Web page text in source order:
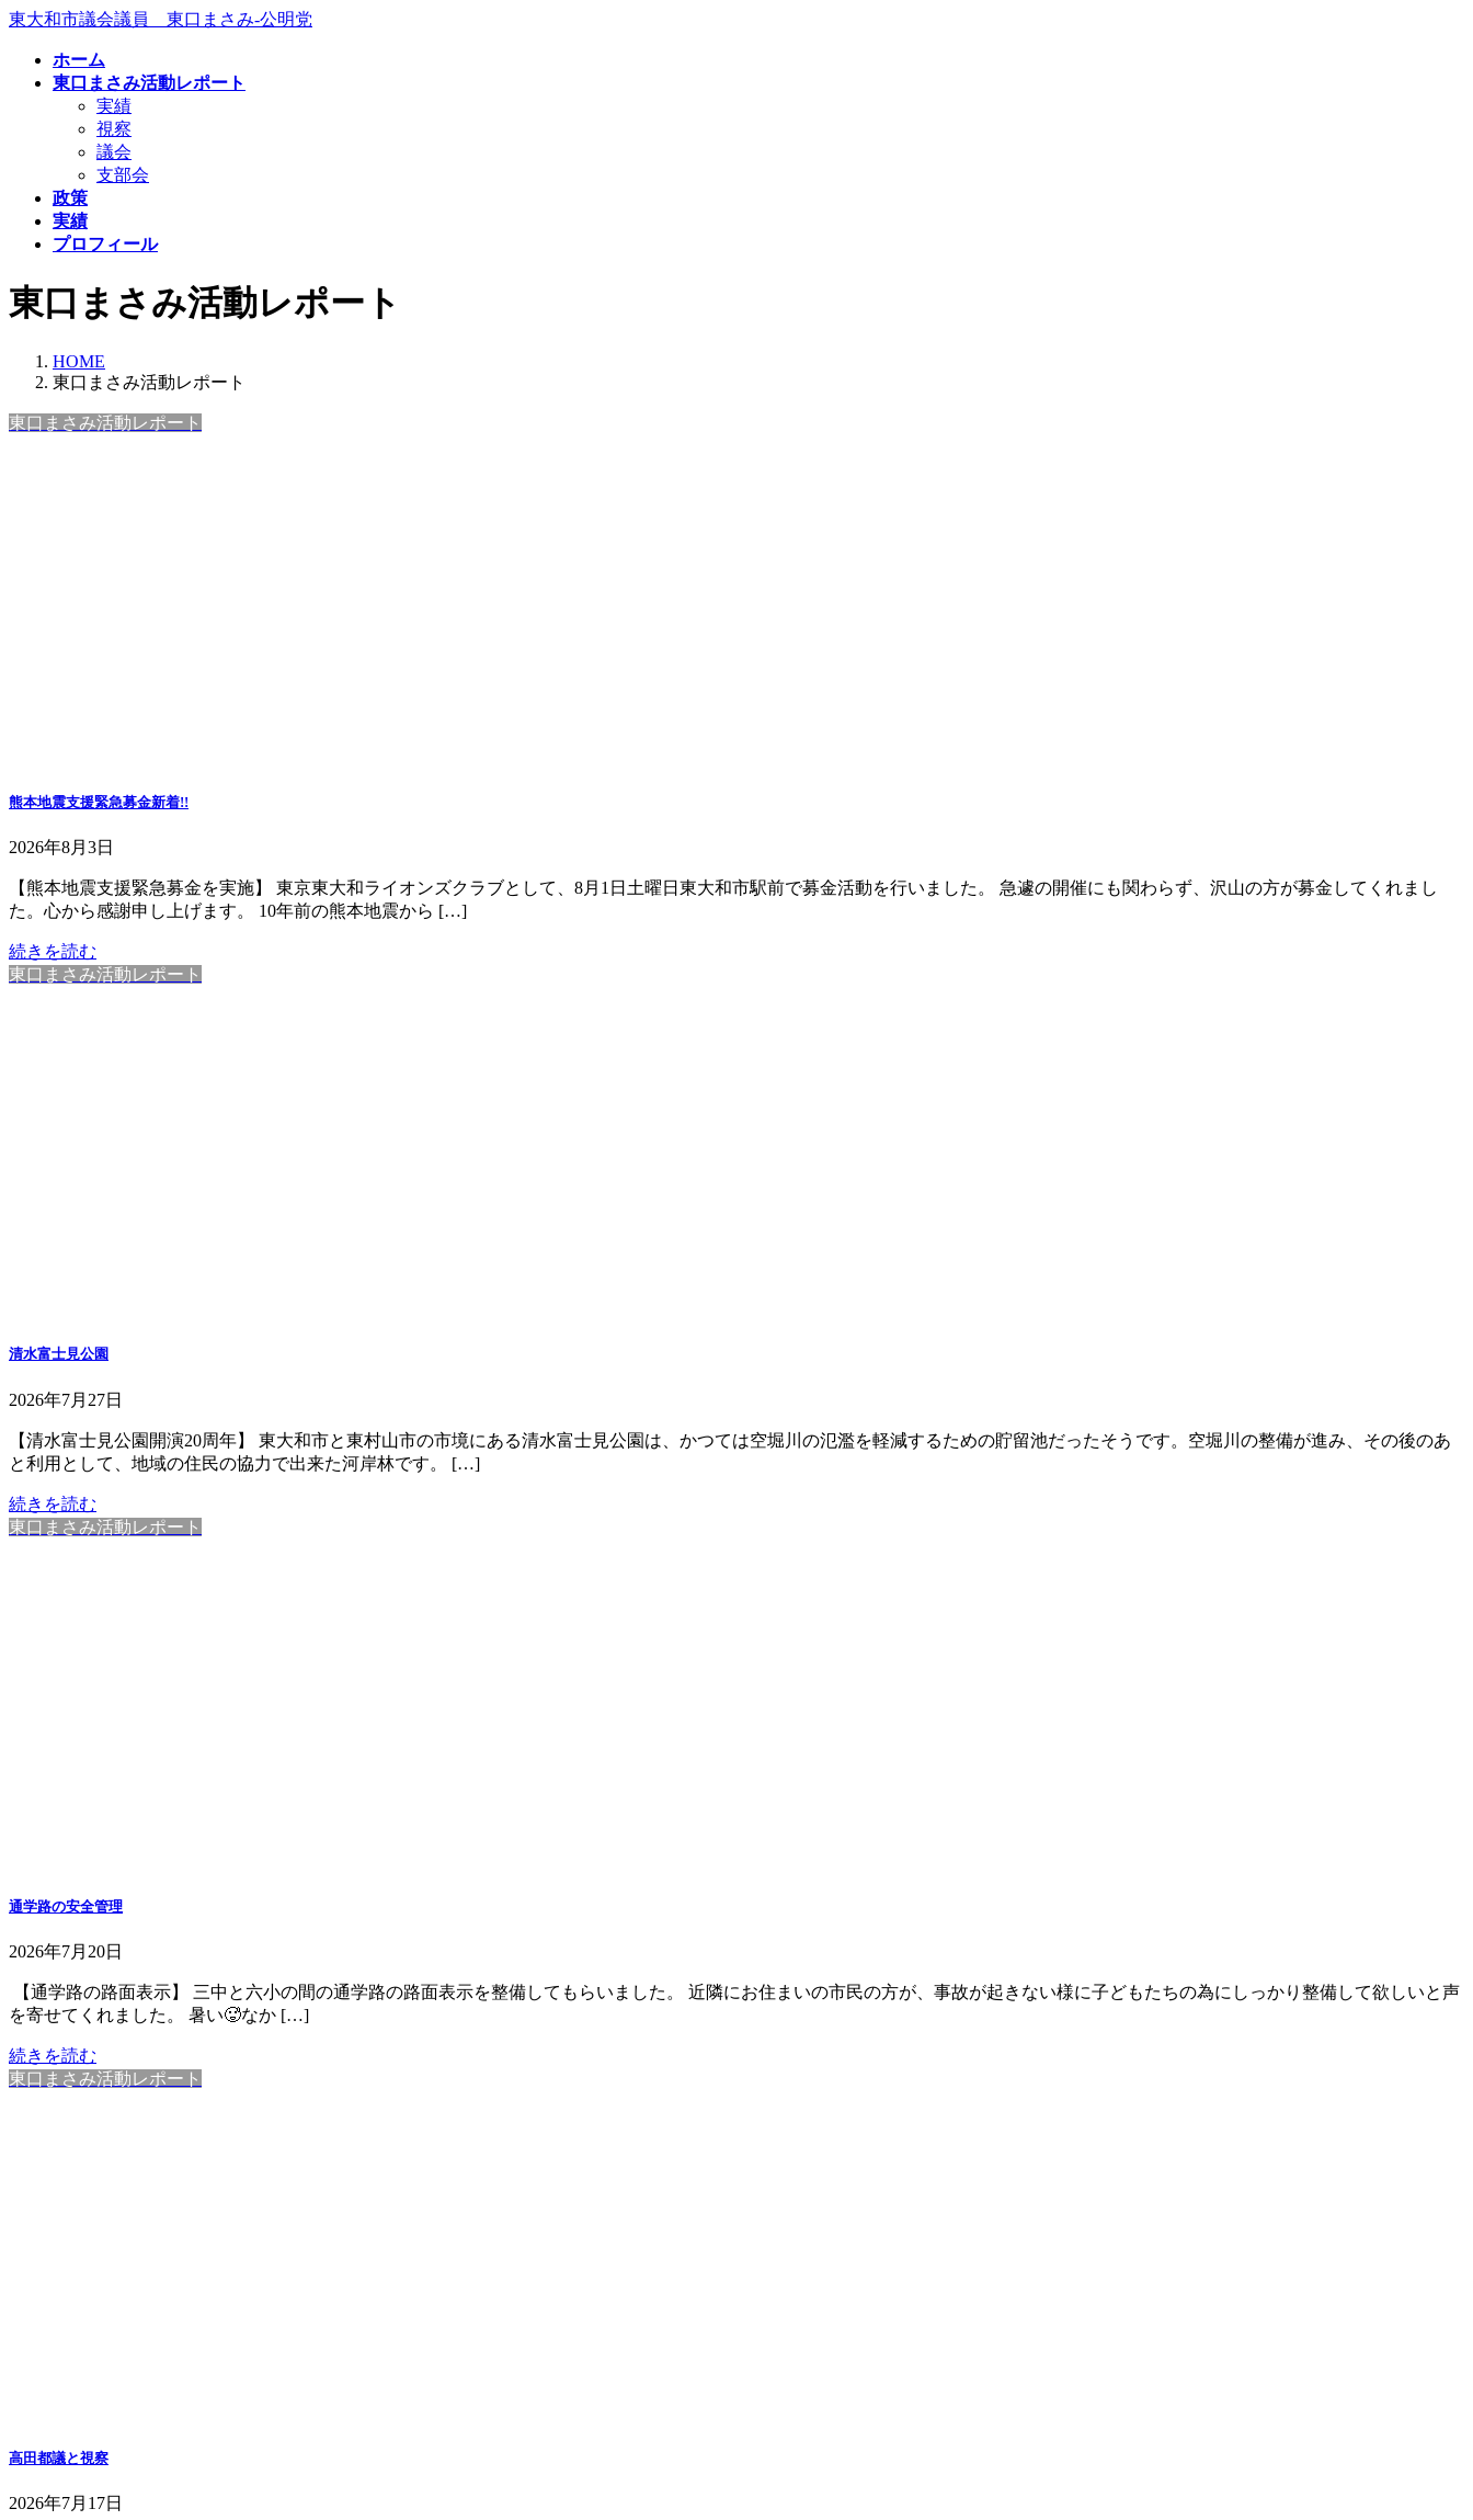
コ
ナ
東大和市議会議員 東口まさみ-公明党
ホーム
東口まさみ活動レポート
実績
視察
議会
支部会
政策
実績
プロフィール
東口まさみ活動レポート
HOME
東口まさみ活動レポート
東口まさみ活動レポート
熊本地震支援緊急募金新着!!
2026年8月3日
【熊本地震支援緊急募金を実施】 東京東大和ライオンズクラブとして、8月1日土曜日東大和市駅前で募金活動を行いました。 急遽の開催にも関わらず、沢山の方が募金してくれまし
た。心から感謝申し上げます。 10年前の熊本地震から […]
続きを読む
東口まさみ活動レポート
清水富士見公園
2026年7月27日
【清水富士見公園開演20周年】 東大和市と東村山市の市境にある清水富士見公園は、かつては空堀川の氾濫を軽減するための貯留池だったそうです。空堀川の整備が進み、その後のあ
と利用として、地域の住民の協力で出来た河岸林です。 […]
続きを読む
東口まさみ活動レポート
通学路の安全管理
2026年7月20日
【通学路の路面表示】 三中と六小の間の通学路の路面表示を整備してもらいました。 近隣にお住まいの市民の方が、事故が起きない様に子どもたちの為にしっかり整備して欲しいと声
を寄せてくれました。 暑い🥵なか […]
続きを読む
東口まさみ活動レポート
高田都議と視察
2026年7月17日